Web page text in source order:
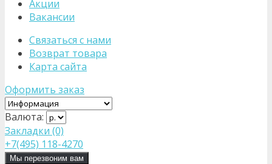
Акции
Вакансии
Связаться с нами
Возврат товара
Карта сайта
Оформить заказ
Валюта:
Закладки (0)
+7(495) 118-4270
Мы перезвоним вам